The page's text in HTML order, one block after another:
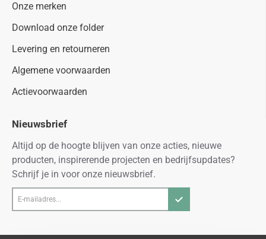
Onze merken
Download onze folder
Levering en retourneren
Algemene voorwaarden
Actievoorwaarden
Nieuwsbrief
Altijd op de hoogte blijven van onze acties, nieuwe
producten, inspirerende projecten en bedrijfsupdates?
Schrijf je in voor onze nieuwsbrief.
mailadres...